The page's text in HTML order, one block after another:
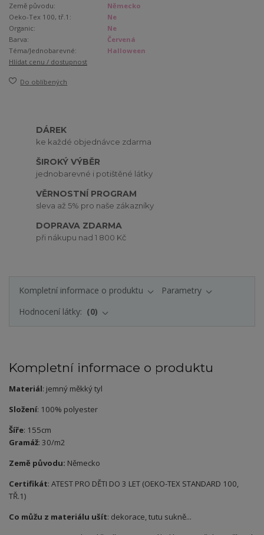
Země původu:
Německo
Oeko-Tex 100, tř.1:
Ne
Organic:
Ne
Barva:
Červená
Téma/Jednobarevné:
Halloween
Hlídat cenu / dostupnost
Do oblíbených
DÁREK
ke každé objednávce zdarma
ŠIROKÝ VÝBĚR
jednobarevné i potištěné látky
VĚRNOSTNÍ PROGRAM
sleva až 5% pro naše zákazníky
DOPRAVA ZDARMA
při nákupu nad 1 800 Kč
Kompletní informace o produktu
Parametry
Hodnocení látky:
0
Kompletní informace o produktu
Materiál: jemný měkký tyl
Složení: 100% polyester
Šíře: 155cm
Gramáž: 30/m2
Země původu: Německo
Certifikát: ATEST PRO DĚTI DO 3 LET (OEKO-TEX STANDARD 100,
TŘ.1)
Co můžu z materiálu ušít: dekorace, tutu sukně...